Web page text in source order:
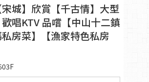
城】欣賞【千古情】大型
唱KTV 品嚐【中山十二鎮
房菜】【漁家特色私房